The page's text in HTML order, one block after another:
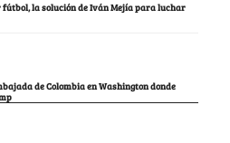
la solución de Iván Mejía para luchar
de Colombia en Washington donde